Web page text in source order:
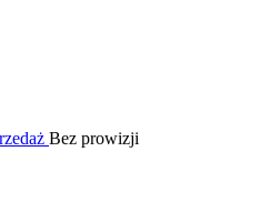
Bez prowizji